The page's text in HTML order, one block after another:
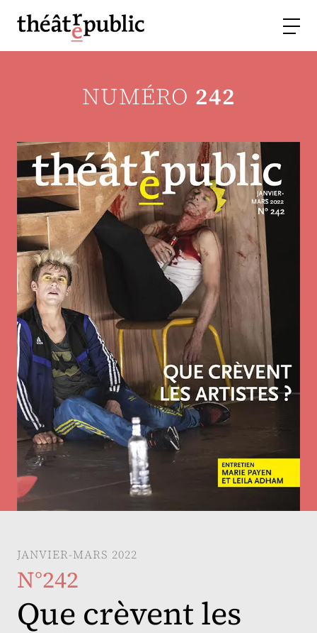
NUMÉRO 242
JANVIER-MARS 2022
N°242
Que crèvent les